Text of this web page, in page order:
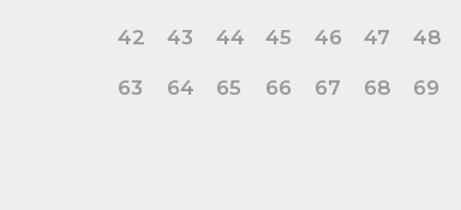
42 43 44 45 46 47 48
63 64 65 66 67 68 69